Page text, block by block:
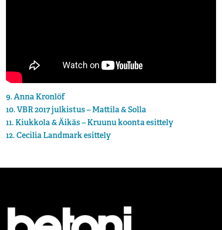
9. Anna Kronlöf
10. VBR 2017 julkistus – Mattila & Solla
11. Kiukkola & Äikäs – Kruunu koonta esittely
12. Cecilia Landmark esittely